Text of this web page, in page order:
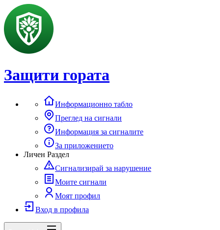
Защити гората
Информационно табло
Преглед на сигнали
Информация за сигналите
За приложението
Личен Раздел
Сигнализирай за нарушение
Моите сигнали
Моят профил
Вход в профила